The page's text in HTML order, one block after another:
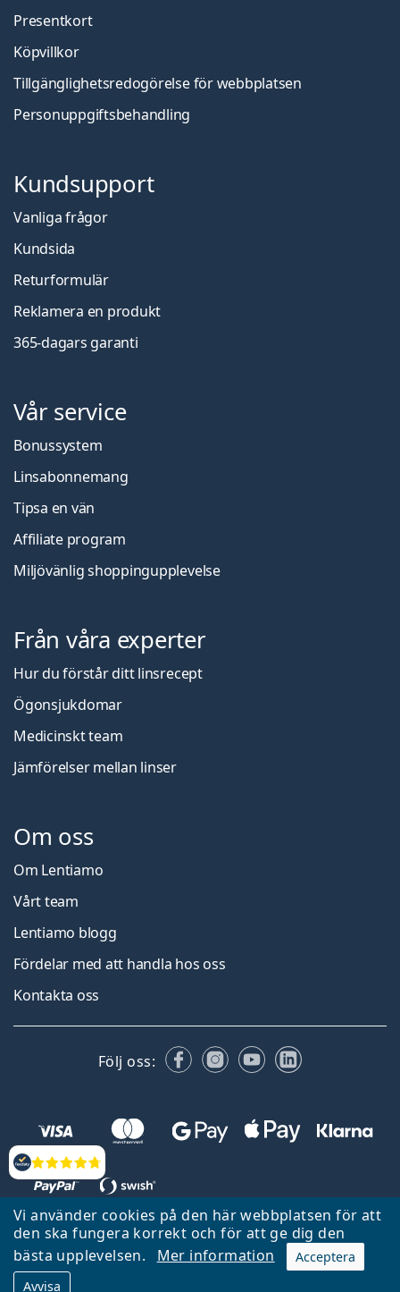
Vi använder cookies på den här webbplatsen för att
den ska fungera korrekt och för att ge dig den
bästa upplevelsen.
Mer information
Acceptera
Avvisa
Recensioner
Presentkort
Köpvillkor
Tillgänglighetsredogörelse för webbplatsen
Personuppgiftsbehandling
Kundsupport
Vanliga frågor
Kundsida
Returformulär
Reklamera en produkt
365-dagars garanti
Vår service
Bonussystem
Linsabonnemang
Tipsa en vän
Affiliate program
Miljövänlig shoppingupplevelse
Från våra experter
Hur du förstår ditt linsrecept
Ögonsjukdomar
Medicinskt team
Jämförelser mellan linser
Om oss
Om Lentiamo
Vårt team
Lentiamo blogg
Fördelar med att handla hos oss
Kontakta oss
Följ oss: FacebookInstagram
YouTubeLinkedIn
Tillbaka till startsidan
Gå upp
Lentiamo.se ägs och drivs av Lentiamo s.r.o., Tjeckien